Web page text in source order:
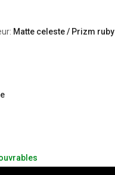
Matte celeste / Prizm ruby